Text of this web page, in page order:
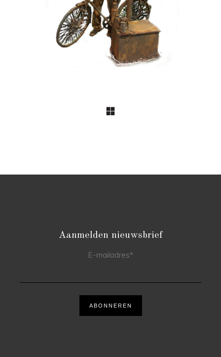
Aanmelden nieuwsbrief
E-mailadres*
ABONNEREN